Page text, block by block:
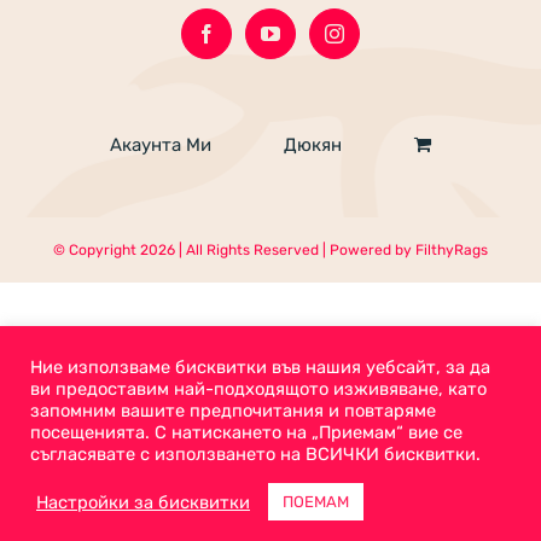
Акаунта Ми Дюкян
© Copyright 2026 | All Rights Reserved | Powered by FilthyRags
Ние използваме бисквитки във нашия уебсайт, за да
ви предоставим най-подходящото изживяване, като
запомним вашите предпочитания и повтаряме
посещенията. С натискането на „Приемам“ вие се
съгласявате с използването на ВСИЧКИ бисквитки.
Настройки за бисквитки ПОЕМАМ